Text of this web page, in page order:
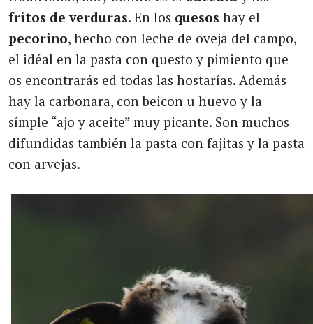
fritos de verduras. En los quesos hay el
pecorino, hecho con leche de oveja del campo,
el idéal en la pasta con questo y pimiento que
os encontrarás ed todas las hostarías. Además
hay la carbonara, con beicon u huevo y la
símple “ajo y aceite” muy picante. Son muchos
difundidas también la pasta con fajitas y la pasta
con arvejas.